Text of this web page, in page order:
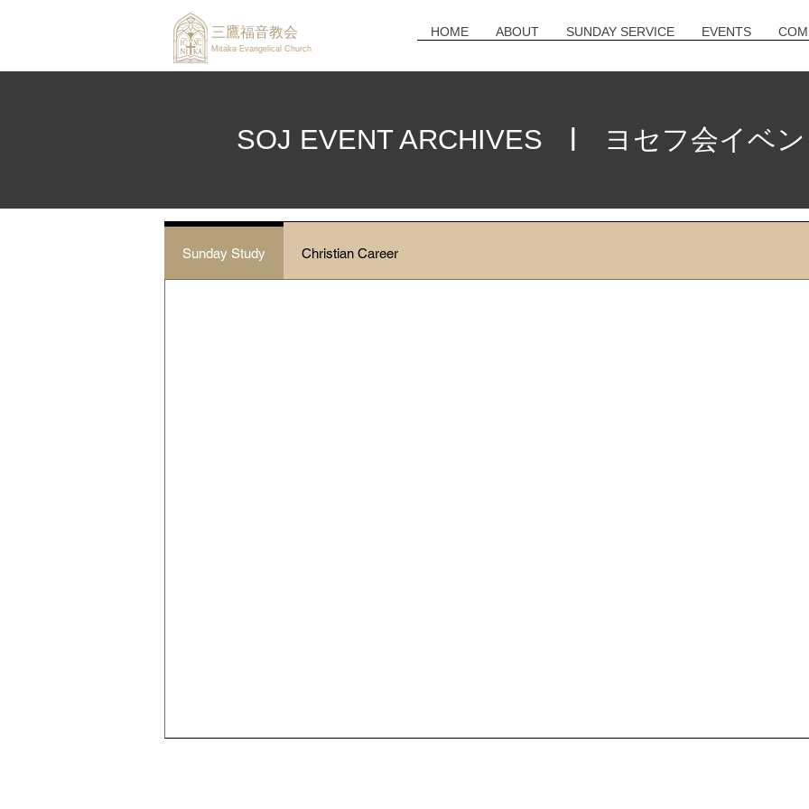
HOME ABOUT SUNDAY SERVICE EVENTS
Mitaka Evangelical Church
三鷹福音教会
SOJ EVENT ARCHIVES | ヨセフ会イベン
Sunday Study Christian Career